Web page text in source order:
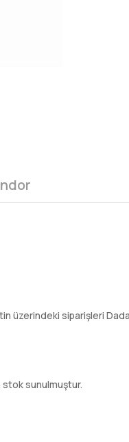
üzerindeki siparişleri
stok sunulmuştur.